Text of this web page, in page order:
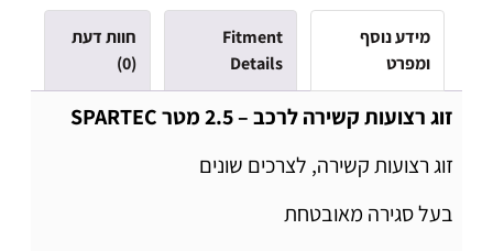
מידע נוסף
ומפרט
Fitment
Details
חוות דעת
(0)
זוג רצועות קשירה לרכב – 2.5 מטר SPARTEC
זוג רצועות קשירה, לצרכים שונים
בעל סגירה מאובטחת